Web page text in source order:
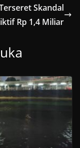
Skandal
Rp 1,4 Miliar